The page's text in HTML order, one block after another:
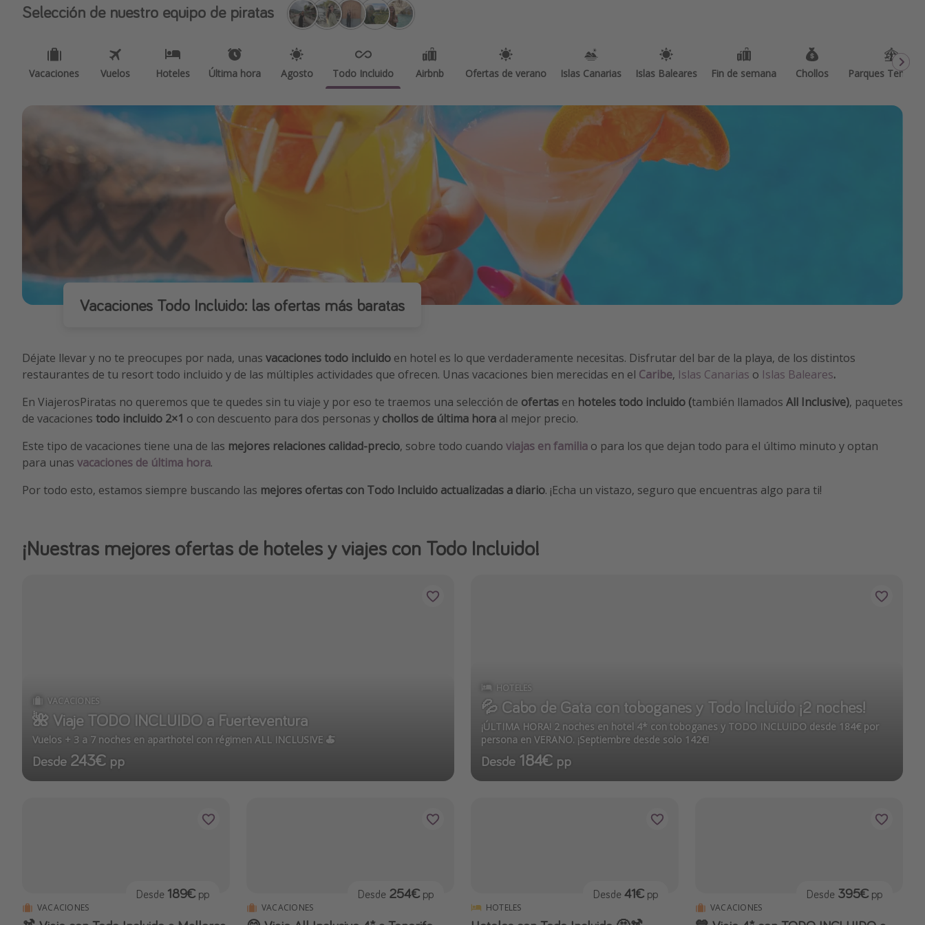
Selección de nuestro equipo de piratas
Vacaciones Vuelos Hoteles Última hora Agosto Todo Incluido Airbnb Ofertas de verano Islas Canarias Islas Baleares Fin de semana Chollos Parques
Vacaciones Todo Incluido: las ofertas más baratas
Déjate llevar y no te preocupes por nada, unas vacaciones todo incluido en hotel es lo que verdaderamente necesitas. Disfrutar del bar de la playa, de los distintos
restaurantes de tu resort todo incluido y de las múltiples actividades que ofrecen. Unas vacaciones bien merecidas en el Caribe, Islas Canarias o Islas Baleares.
En ViajerosPiratas no queremos que te quedes sin tu viaje y por eso te traemos una selección de ofertas en hoteles todo incluido (también llamados All Inclusive), paquetes
de vacaciones todo incluido 2×1 o con descuento para dos personas y chollos de última hora al mejor precio.
Este tipo de vacaciones tiene una de las mejores relaciones calidad-precio, sobre todo cuando viajas en familia o para los que dejan todo para el último minuto y optan
para unas vacaciones de última hora.
Por todo esto, estamos siempre buscando las mejores ofertas con Todo Incluido actualizadas a diario. ¡Echa un vistazo, seguro que encuentras algo para ti!
¡Nuestras mejores ofertas de hoteles y viajes con Todo Incluido!
VACACIONES
🌺 Viaje TODO INCLUIDO a Fuerteventura
Vuelos + 3 a 7 noches en aparthotel con régimen ALL INCLUSIVE 🍝
Desde 243€ pp
HOTELES
💦 Cabo de Gata con toboganes y Todo Incluido ¡2 noches!
¡ÚLTIMA HORA! 2 noches en hotel 4* con toboganes y TODO INCLUIDO desde 184€ por
persona en VERANO. ¡Septiembre desde solo 142€!
Desde 184€ pp
VACACIONES
Desde 189€ pp
VACACIONES
Desde 254€ pp
HOTELES
Desde 41€ pp
VACACIONES
Desde 395€ pp